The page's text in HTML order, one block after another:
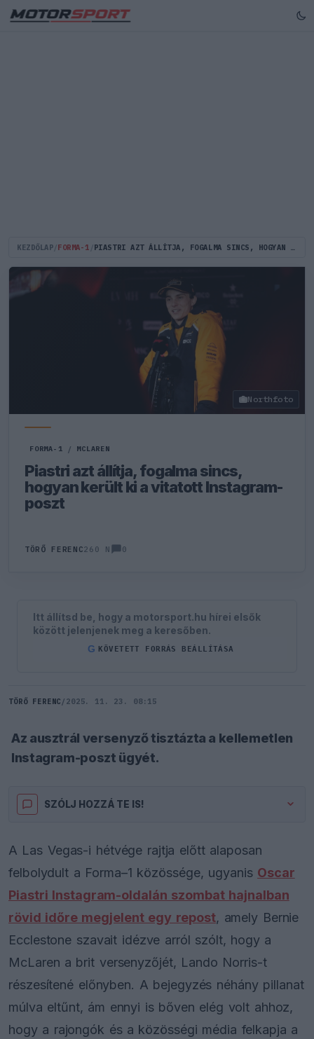
KEZDŐLAP FORMA-1 PIASTRI AZT ÁLLÍTJA, FOGALMA SINCS, HOGYAN KERÜLT KI A VITATOTT INSTAGRAM-POSZT
Northfoto
FORMA-1 / MCLAREN
Piastri azt állítja, fogalma sincs,
hogyan került ki a vitatott Instagram-
poszt
TÖRŐ FERENC260 N 0
Itt állítsd be, hogy a motorsport.hu hírei elsők
között jelenjenek meg a keresőben.
G KÖVETETT FORRÁS BEÁLLÍTÁSA
TÖRŐ FERENC / 2025. 11. 23. 08:15
Az ausztrál versenyző tisztázta a kellemetlen
Instagram-poszt ügyét.
SZÓLJ HOZZÁ TE IS!
A Las Vegas-i hétvége rajtja előtt alaposan
felbolydult a Forma–1 közössége, ugyanis Oscar
Piastri Instagram-oldalán szombat hajnalban
rövid időre megjelent egy repost, amely Bernie
Ecclestone szavait idézve arról szólt, hogy a
McLaren a brit versenyzőjét, Lando Norris-t
részesítené előnyben. A bejegyzés néhány pillanat
múlva eltűnt, ám ennyi is bőven elég volt ahhoz,
hogy a rajongók és a közösségi média felkapja a